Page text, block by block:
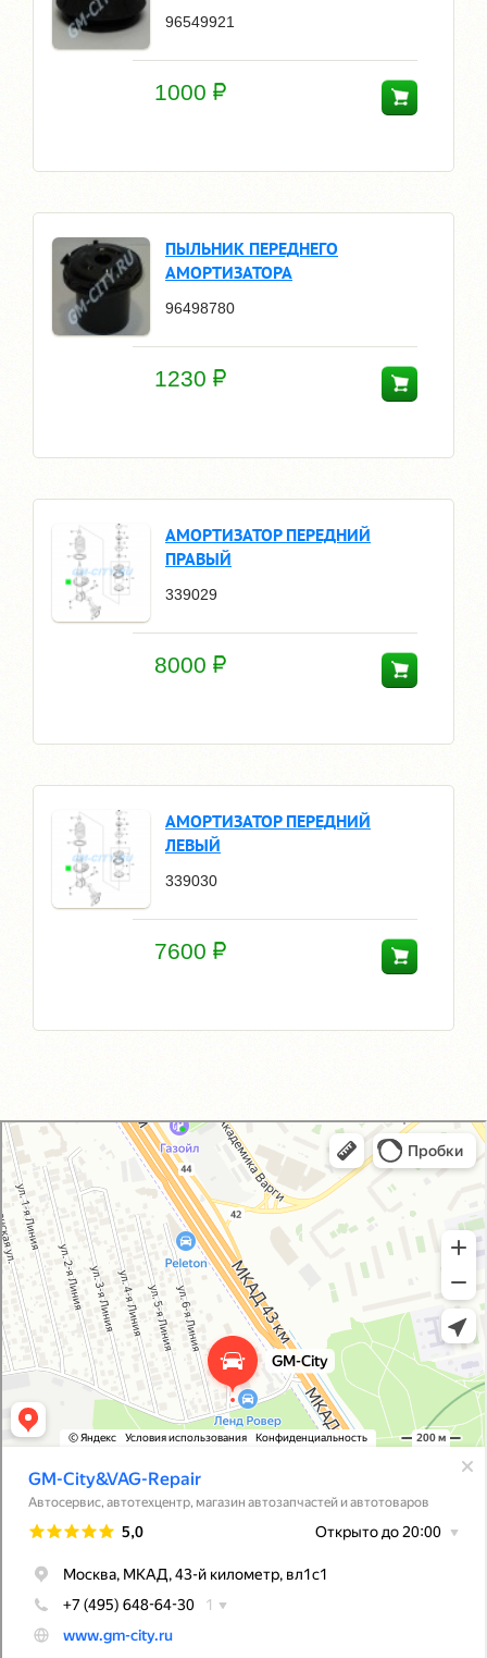
96549921
1000
ПЫЛЬНИК ПЕРЕДНЕГО
АМОРТИЗАТОРА
96498780
1230
АМОРТИЗАТОР ПЕРЕДНИЙ
ПРАВЫЙ
339029
8000
АМОРТИЗАТОР ПЕРЕДНИЙ
ЛЕВЫЙ
339030
7600
GM-City&VAG-Repair
Автосервис, автотехцентр в Москве
Магазин автозапчастей и автотоваров в Москве